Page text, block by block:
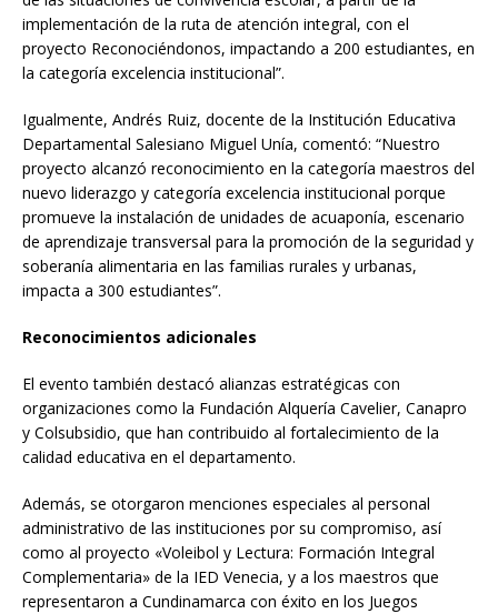
implementación de la ruta de atención integral, con el
proyecto Reconociéndonos, impactando a 200 estudiantes, en
la categoría excelencia institucional”.
Igualmente, Andrés Ruiz, docente de la Institución Educativa
Departamental Salesiano Miguel Unía, comentó: “Nuestro
proyecto alcanzó reconocimiento en la categoría maestros del
nuevo liderazgo y categoría excelencia institucional porque
promueve la instalación de unidades de acuaponía, escenario
de aprendizaje transversal para la promoción de la seguridad y
soberanía alimentaria en las familias rurales y urbanas,
impacta a 300 estudiantes”.
Reconocimientos adicionales
El evento también destacó alianzas estratégicas con
organizaciones como la Fundación Alquería Cavelier, Canapro
y Colsubsidio, que han contribuido al fortalecimiento de la
calidad educativa en el departamento.
Además, se otorgaron menciones especiales al personal
administrativo de las instituciones por su compromiso, así
como al proyecto «Voleibol y Lectura: Formación Integral
Complementaria» de la IED Venecia, y a los maestros que
representaron a Cundinamarca con éxito en los Juegos